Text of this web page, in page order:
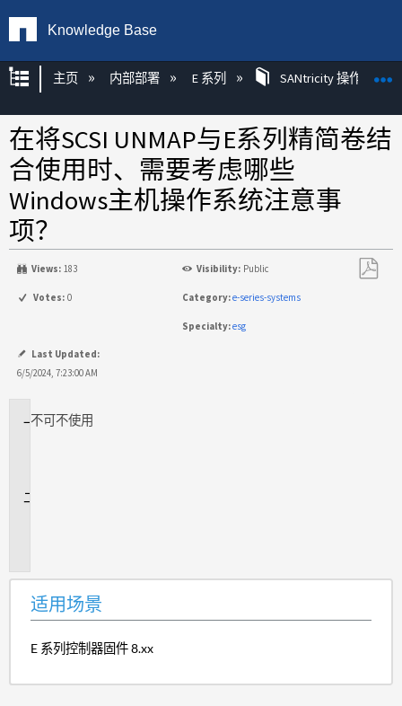
Knowledge Base
扩展/隐缩全局层次
主页 内部部署 E 系列 SANtricity 操作系统
在将SCSI UNMAP与E系列精简卷结
合使用时、需要考虑哪些
Windows主机操作系统注意事
项？
Views: 183 Visibility: Public
Votes: 0 Category:e-series-systems
Specialty:esg
Last Updated:
6/5/2024, 7:23:00 AM
适
不可不使用
适用场景
E 系列控制器固件 8.xx